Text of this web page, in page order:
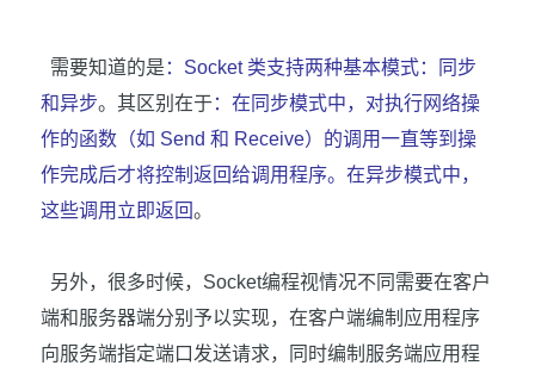
需要知道的是 ： Socket 类支持两种基本模式：同步
和异步。其区别在于：在同步模式中，对执行网络操
作的函数（如 Send 和 Receive）的调用一直等到操
作完成后才将控制返回给调用程序。在异步模式中，
这些调用立即返回。
另外，很多时候， Socket编程视情况不同需要在客户
端和服务器端分别予以实现，在客户端编制应用程序
向服务端指定端口发送请求，同时编制服务端应用程